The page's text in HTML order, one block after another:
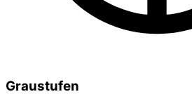
Graustufen